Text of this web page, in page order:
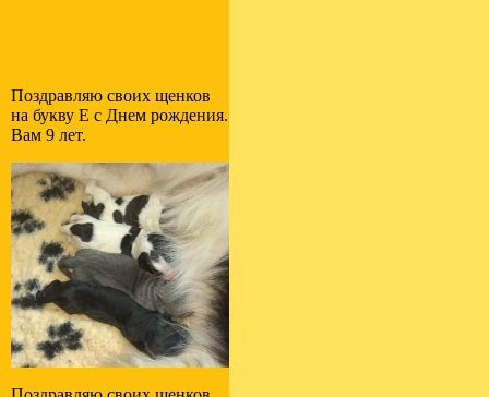
Поздравляю своих щенков
на букву E с Днем рождения.
Вам 9 лет.